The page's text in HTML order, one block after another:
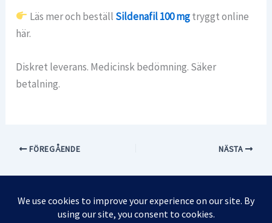
Läs mer och beställ Sildenafil 100 mgtryggt online
här.
Diskret leverans. Medicinsk bedömning. Säker
betalning.
FÖREGÅENDE NÄSTA
Integritetspolicy